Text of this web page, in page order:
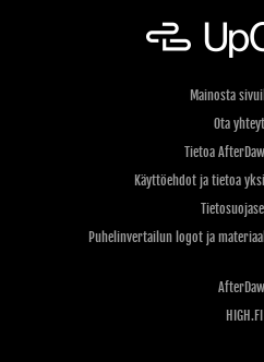
Mainosta
Ota
Tietoa
Käyttöehdot ja tietoa
Puhelinvertailun logot ja
HIGH.FI